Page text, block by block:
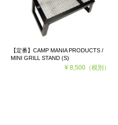
【定番】CAMP MANIA PRODUCTS /
MINI GRILL STAND (S)
¥ 8,500（税別）